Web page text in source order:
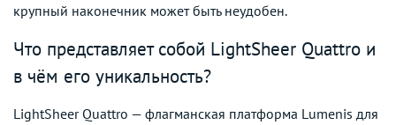
крупный наконечник может быть неудобен.
Что представляет собой LightSheer Quattro и
в чём его уникальность?
LightSheer Quattro — флагманская платформа Lumenis для